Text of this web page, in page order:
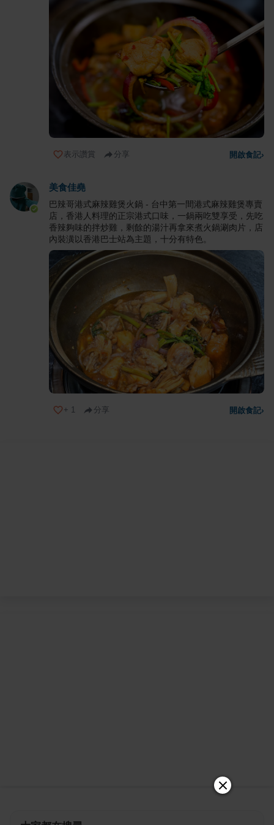
表示讚賞 分享 開啟食記›
美食佳堯
巴辣哥港式麻辣雞煲火鍋 - 台中第一間港式麻辣雞煲專賣
店，香港人料理的正宗港式口味，一鍋兩吃雙享受，先吃
香辣夠味的拌炒雞，剩餘的湯汁再拿來煮火鍋涮肉片，店
內裝潢以香港巴士站為主題，十分有特色。
+ 1 分享 開啟食記›